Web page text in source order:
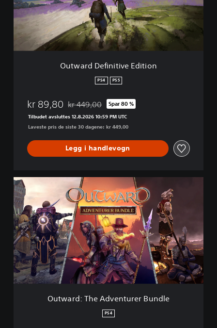
d
n
Outward Definitive Edition
PS4 PS5
kr 89,80 Nedsatt fra opprinnelig pris på kr 449,00
kr 449,00 Spar 80 %
Tilbudet avsluttes 12.8.2026 10:59 PM UTC
Laveste pris de siste 30 dagene: kr 449,00
Legg i handlevogn
O
u
t
w
a
r
d
:
T
h
e
A
Outward: The Adventurer Bundle
PS4